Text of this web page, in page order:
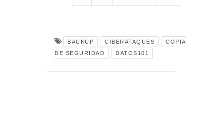
BACKUP CIBERATAQUES
COPIA
DE SEGURIDAD
DATOS101